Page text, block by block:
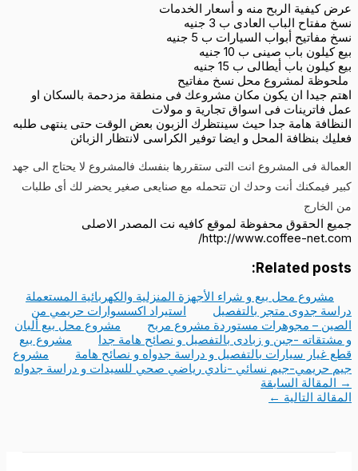
عرض كيفية الربح منه و أسعار الخدمات
نسخ مفتاح الباب العادى ب 3 جنيه
نسخ مفاتيح أبواب السيارات ب 5 جنيه
بيع كيلون باب صينى ب 10 جنيه
بيع كيلون باب أيطالى ب 15 جنيه
ملحوظة لمشروع محل نسخ مفاتيح
اهتم جيدا ان يكون مكان مشروعك فى منطقة مزدحمة بالسكان او
عمل فاترينات فى اسواق تجارية و مولات
النظافة هامة جدا حيث سينتظرك الزبون بعض الوقت حتى ينتهى طلبه
فعليك بنظافة المحل و ايضا توفير الكراسى لانتظار الزبائن
العمالة فى المشروع انت التى ستقررها بنفسك فالمشروع لا يحتاج الى جهد
كبير فيمكنك أنت وحدك ان تتحمله مع صنايعى صغير يحضر لك أى طلبات
من الخارج
جميع الحقوق محفوظة لموقع كافيه نت المصدر الاصلى
http://www.coffee-net.com/
Related posts:
مشروع محل بيع و شراء الأجهزة المنزلية والكهربائية المستعملة
دراسة جدوى متجر بالتفصيل
استيراد اكسسوارات حريمي من
الصين – مجوهرات مستوردة مشروع مربح
مشروع محل بيع ألبان
و مشتقاته -جبن و زبادى بالتفصيل و نصائح هامة جدا
مشروع بيع
قطع غيار سيارات بالتفصيل و دراسة جدواه و نصائح هامة
مشروع
جيم حريمي-جيم نسائي -نادي رياضي صحي للسيدات و دراسة جدواه
→
المقالة السابقة
المقالة التالية ←